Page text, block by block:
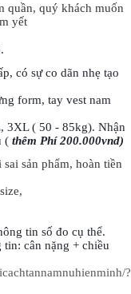
quần, quý khách muốn
yết
có sự co dãn nhẹ tạo
form, tay vest nam
3XL ( 50 - 85kg). Nhận
( thêm Phí 200.000vnd)
sản phẩm, hoàn tiền
tin số đo cụ thể.
cân nặng + chiều
?